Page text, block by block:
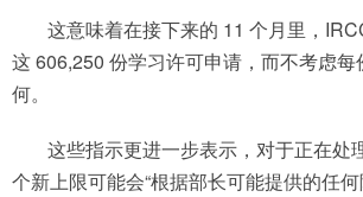
这意味着在接下来的 11 个月里，
这 606,250 份学习许可申请，而不考虑每
何。
这些指示更进一步表示，对于正在处
个新上限可能会“根据部长可能提供的任